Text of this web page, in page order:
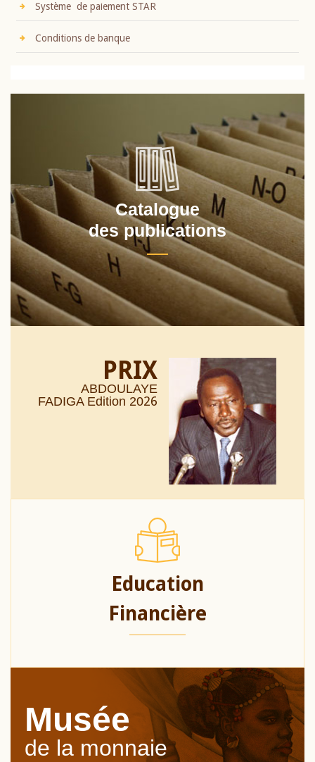
Système de paiement STAR
Conditions de banque
Catalogue
des publications
PRIX
ABDOULAYE
FADIGA Edition 2026
Education
Financière
Musée
de la monnaie